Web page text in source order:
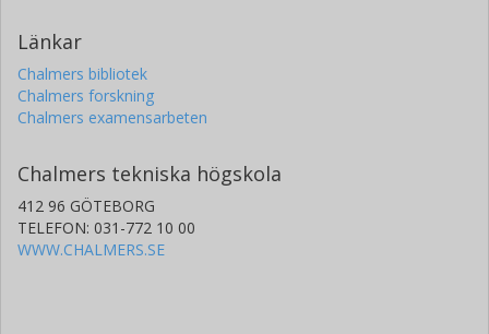
Länkar
Chalmers bibliotek
Chalmers forskning
Chalmers examensarbeten
Chalmers tekniska högskola
412 96 GÖTEBORG
TELEFON: 031-772 10 00
WWW.CHALMERS.SE